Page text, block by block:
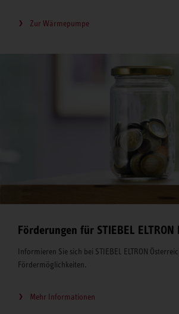
Zur Wärmepumpe
Förderungen für STIEBEL
Informieren Sie sich bei STIEBEL ELTRON
Fördermöglichkeiten.
Mehr Informationen